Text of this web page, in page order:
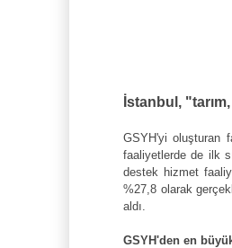
İstanbul,
GSYH'yi oluşturan
faaliyetlerde de ilk
destek hizmet
%27,8 olarak
aldı.
GSYH'den en